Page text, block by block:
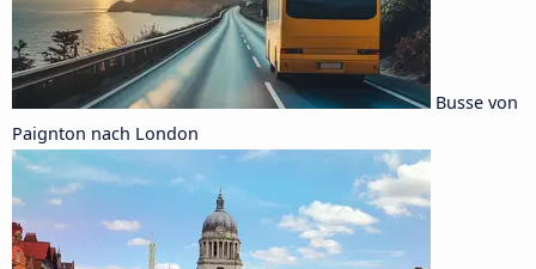
Busse von
Paignton nach London